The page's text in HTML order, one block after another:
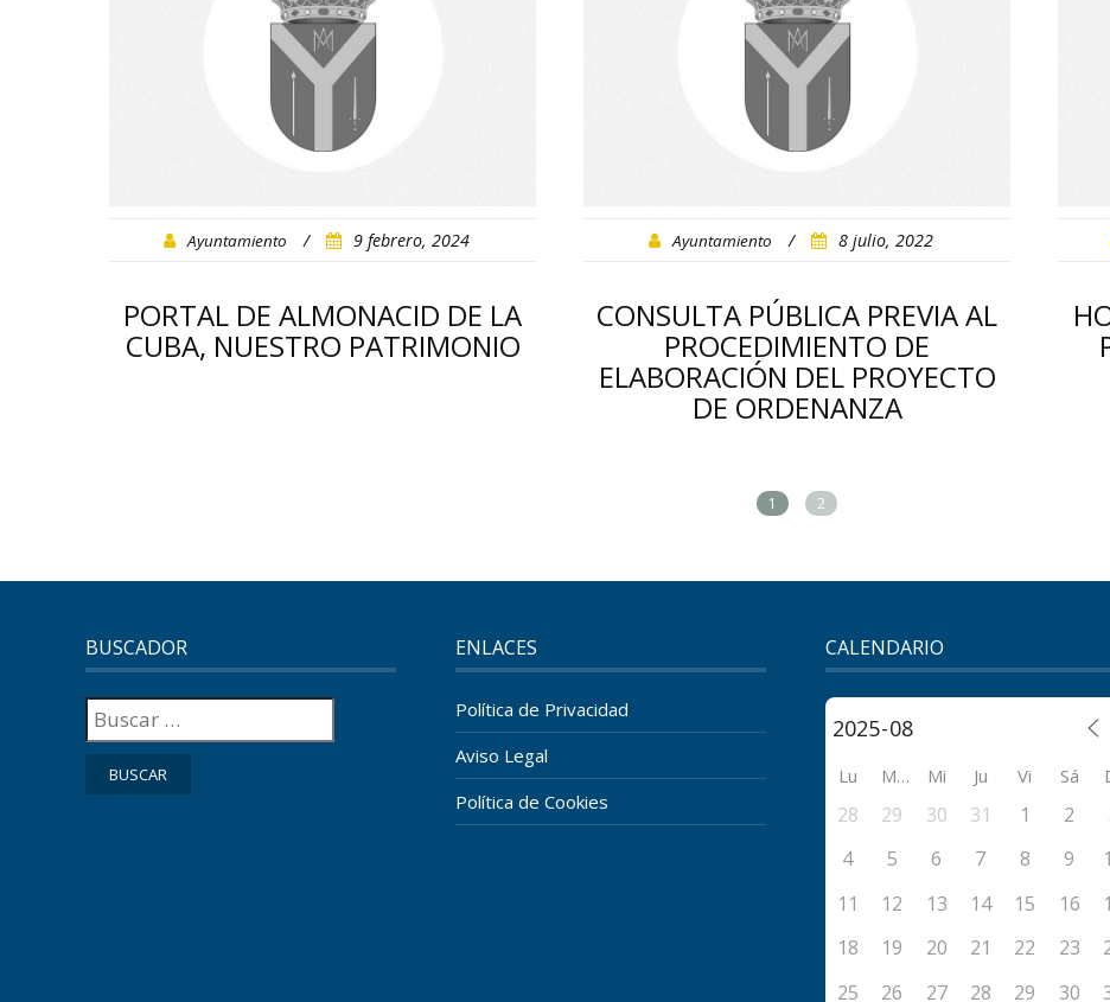
Ayuntamiento / 9 febrero, 2024
PORTAL DE ALMONACID DE LA
CUBA, NUESTRO PATRIMONIO
Ayuntamiento / 8 julio, 2022
CONSULTA PÚBLICA PREVIA AL
PROCEDIMIENTO DE
ELABORACIÓN DEL PROYECTO
DE ORDENANZA
1 2
BUSCADOR
Buscar:
ENLACES
Política de Privacidad
Aviso Legal
Política de Cookies
CALENDARIO
Lu Ma Mi Ju Vi Sá
28 29 30 31 1 2
4
5 6 7 8 9
11
12 13 14 15 16
18
19 20 21 22 23
25
26 27 28 29 30